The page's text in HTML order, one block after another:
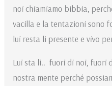
noi chiamiamo bibbia,
vacilla e la tentazioni sono
lui resta li presente e vivo
Lui sta li.. fuori di noi, fuori
nostra mente perché